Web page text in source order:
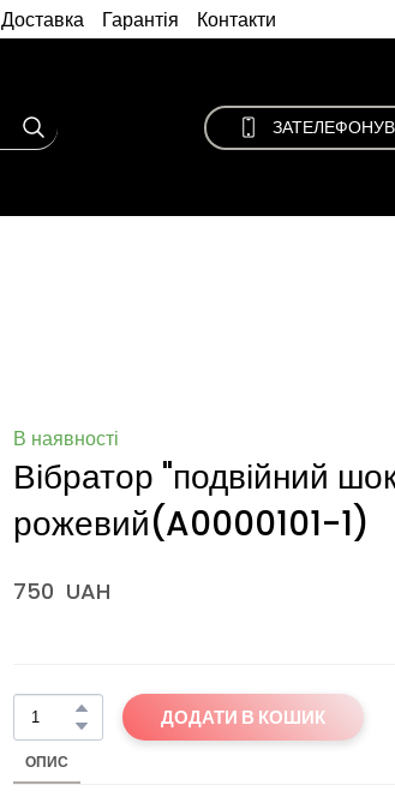
Доставка Гарантія Контакти
В наявності
Вібратор "подвійний
рожевий(A0000101-1)
750  UAH
ДОДАТИ В КОШИК
ОПИС